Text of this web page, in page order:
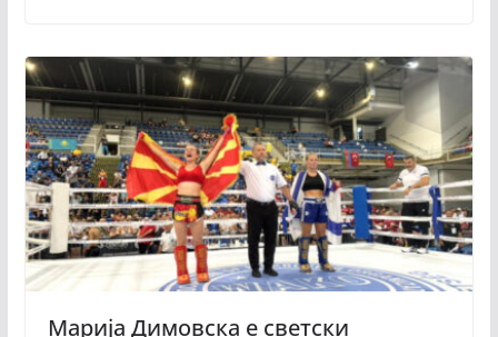
Марија Димовска е светски